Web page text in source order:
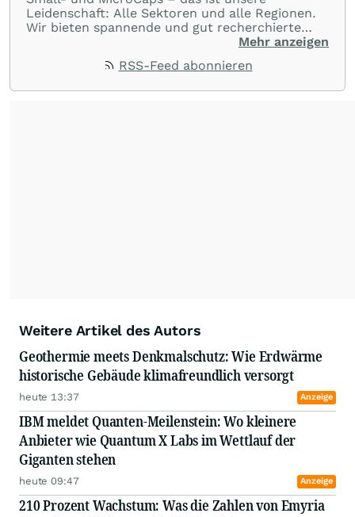
Leidenschaft: Alle Sektoren und alle Regionen.
Wir bieten spannende und gut recherchierte
Einblicke in branchen- und marktbezogene
umfangreiche Erfahrungen in der Branche und
Mehr anzeigen
RSS-Feed abonnieren
Weitere Artikel des Autors
Geothermie meets Denkmalschutz: Wie Erdwärme
historische Gebäude klimafreundlich versorgt
heute 13:37 Anzeige
IBM meldet Quanten-Meilenstein: Wo kleinere
Anbieter wie Quantum X Labs im Wettlauf der
Giganten stehen
heute 09:47 Anzeige
210 Prozent Wachstum: Was die Zahlen von Emyria